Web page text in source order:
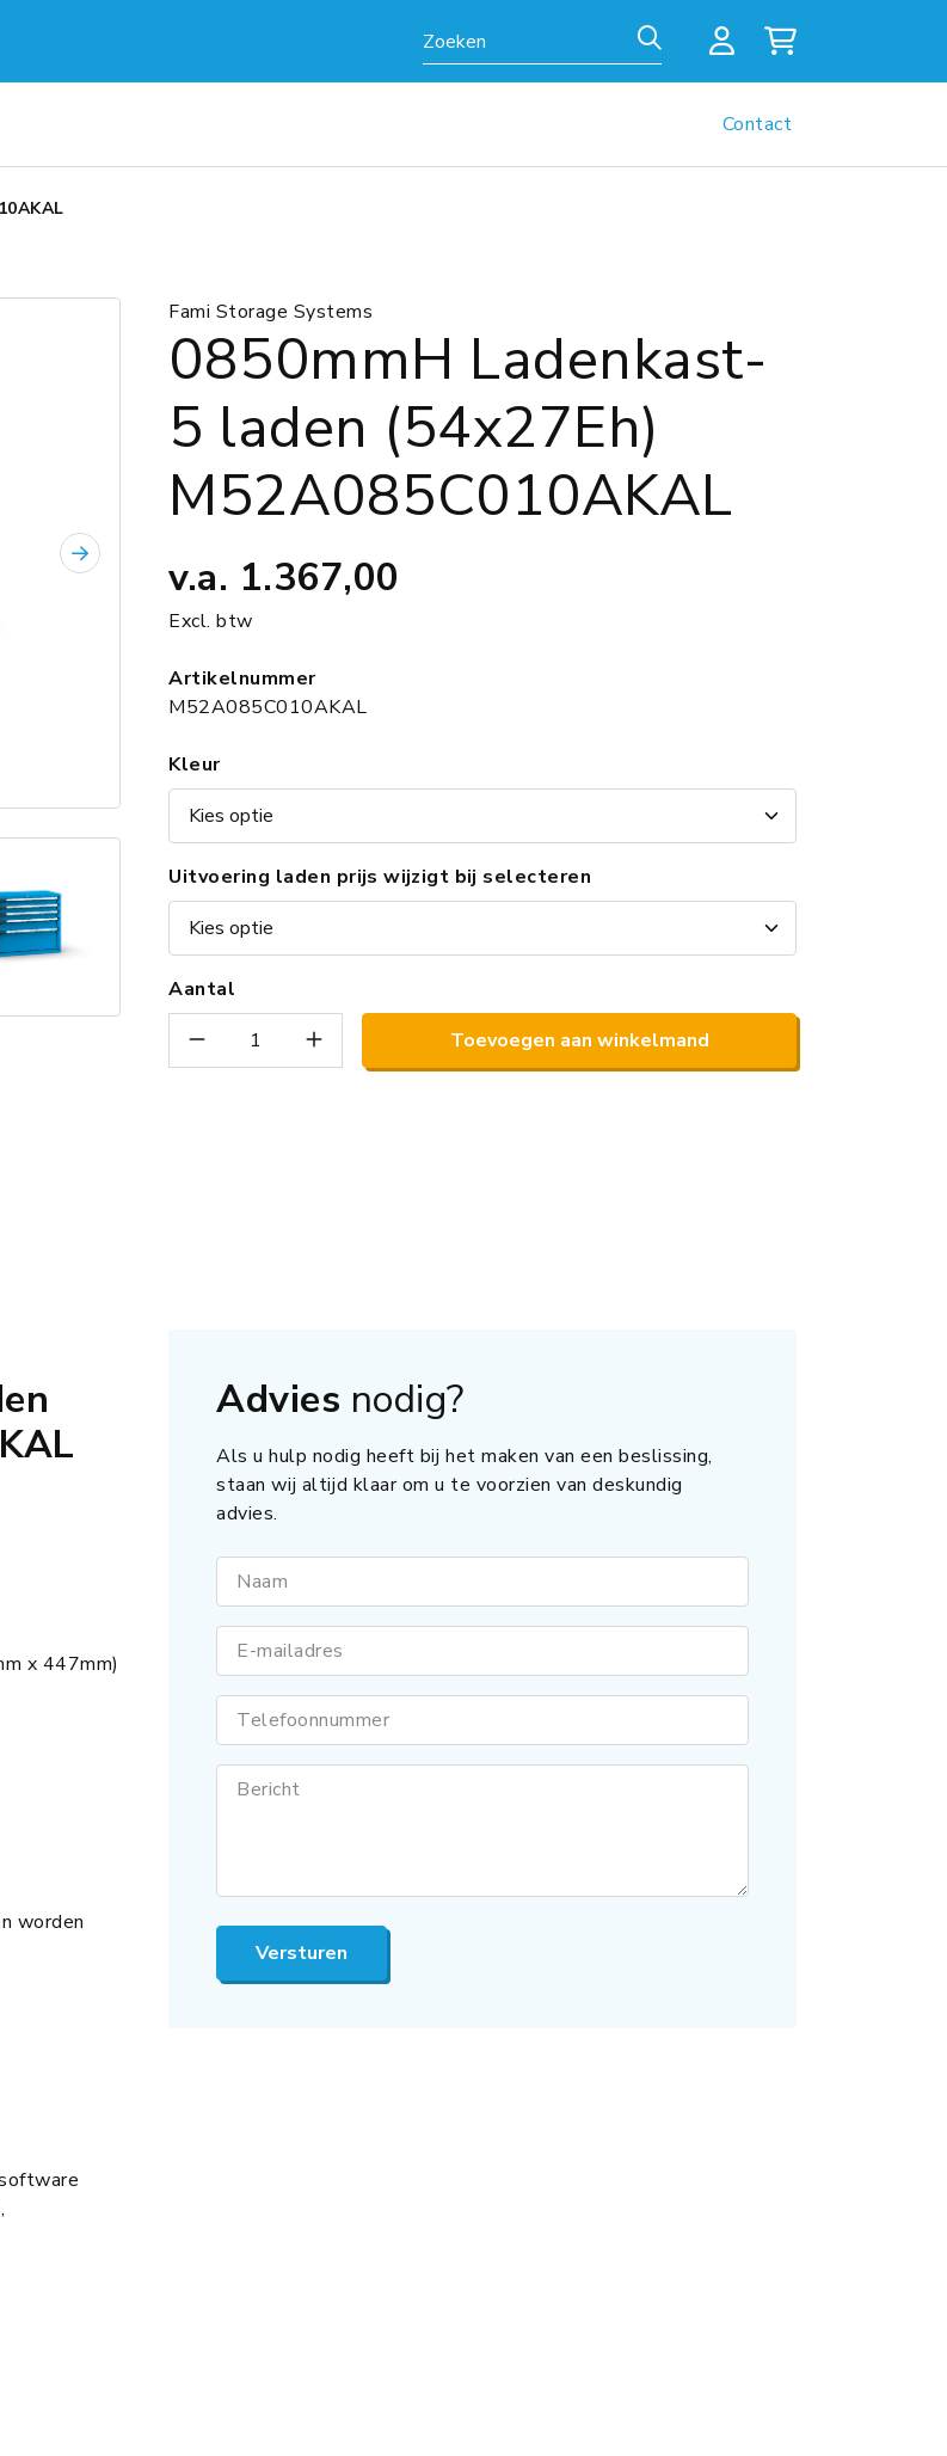
Zoeken
Contact
Fami Storage Systems
0850mmH Ladenkast-
5 laden (54x27Eh)
M52A085C010AKAL
v.a. 1.367,00
Excl. btw
Artikelnummer
M52A085C010AKAL
Kleur
Uitvoering laden prijs wijzigt bij selecteren
Aantal
Toevoegen aan winkelmand
x 447mm)
worden
Advies nodig?
Als u hulp nodig heeft bij het maken van een beslissing,
staan wij altijd klaar om u te voorzien van deskundig
advies.
Naam
E-mailadres
Telefoonnummer
Bericht
Versturen